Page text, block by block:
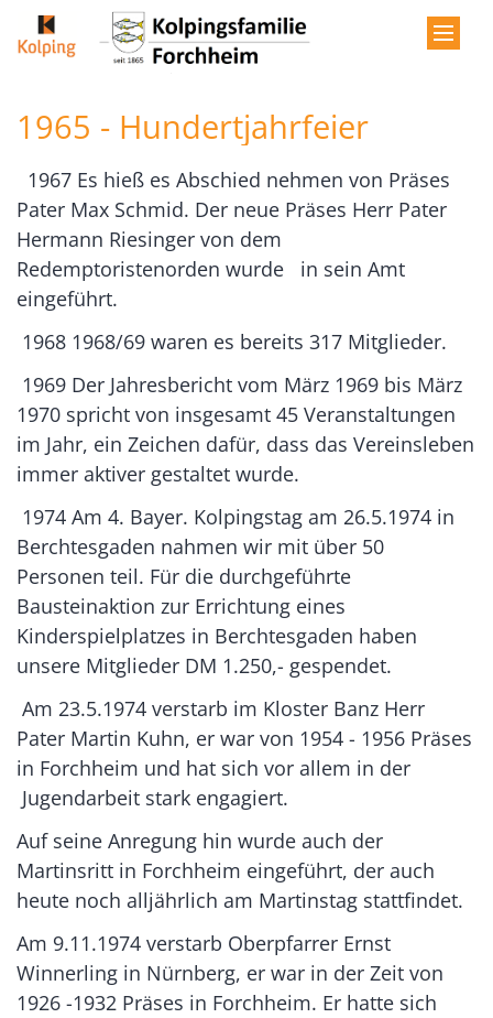
Zum Inhalt springen
1965 - Hundertjahrfeier
1967 Es hieß es Abschied nehmen von Präses
Pater Max Schmid. Der neue Präses Herr Pater
Hermann Riesinger von dem
Redemptoristenorden wurde in sein Amt
eingeführt.
1968 1968/69 waren es bereits 317 Mitglieder.
1969 Der Jahresbericht vom März 1969 bis März
1970 spricht von insgesamt 45 Veranstaltungen
im Jahr, ein Zeichen dafür, dass das Vereinsleben
immer aktiver gestaltet wurde.
1974 Am 4. Bayer. Kolpingstag am 26.5.1974 in
Berchtesgaden nahmen wir mit über 50
Personen teil. Für die durchgeführte
Bausteinaktion zur Errichtung eines
Kinderspielplatzes in Berchtesgaden haben
unsere Mitglieder DM 1.250,- gespendet.
Am 23.5.1974 verstarb im Kloster Banz Herr
Pater Martin Kuhn, er war von 1954 - 1956 Präses
in Forchheim und hat sich vor allem in der
Jugendarbeit stark engagiert.
Auf seine Anregung hin wurde auch der
Martinsritt in Forchheim eingeführt, der auch
heute noch alljährlich am Martinstag stattfindet.
Am 9.11.1974 verstarb Oberpfarrer Ernst
Winnerling in Nürnberg, er war in der Zeit von
1926 -1932 Präses in Forchheim. Er hatte sich